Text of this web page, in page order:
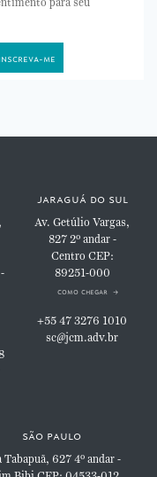
jaraguá do sul
Av. Getúlio Vargas,
8272º andar -
Centro CEP:
89251-000
como chegar
+55 47 3276 1010
sc@jcm.adv.br
são paulo
Tabapuã, 6274º andar -